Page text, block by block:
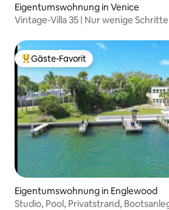
Eigentumswohnung in Venice
Vintage-Villa 35 | Nur wenige
Beliebter Gäste-Favorit.
Gäste-Favorit
Eigentumswohnung in Englewood
Studio, Pool, Privatstrand,